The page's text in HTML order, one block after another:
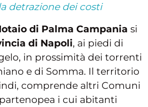
detrazione dei costi
di Palma Campania si
di Napoli, ai piedi di
in prossimità dei torrenti
e di Somma. Il territorio
comprende altri Comuni
i cui abitanti